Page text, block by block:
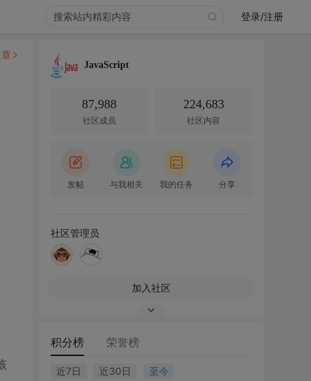
登录/注册
JavaScript
87,988
社区成员
224,683
社区内容
发帖 与我相关 我的任务 分享
社区管理员
加入社区
积分榜 荣誉榜
近7日 近30日 至今